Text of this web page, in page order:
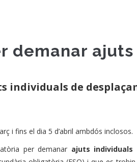
demanar
individuals de
i fins el dia 5 d’abril ambdós inclosos.
per demanar ajuts individuals